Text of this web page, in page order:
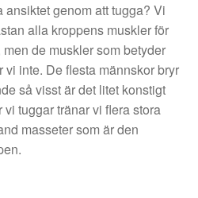
genom att tugga? Vi
alla kroppens muskler för
de muskler som betyder
vi inte. De flesta männskor bryr
så visst är det litet konstigt
tuggar tränar vi flera stora
masseter som är den